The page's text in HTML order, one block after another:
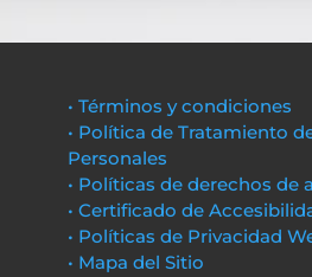
• Términos y condiciones
• Política de Tratamiento
Personales
• Políticas de derechos de
• Certificado de
• Políticas de Privacidad
• Mapa del Sitio